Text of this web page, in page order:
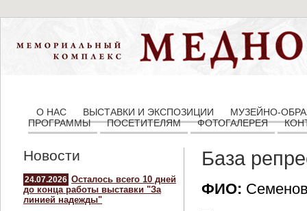
О НАС ВЫСТАВКИ И ЭКСПОЗИЦИИ
МУЗЕЙНО-
ПРОГРАММЫ
ПОСЕТИТЕЛЯМ ФОТОГАЛЕРЕЯ
Новости
24.07.2026 Осталось всего 10 дней
до конца работы выставки "За
линией надежды"
База
ФИО: